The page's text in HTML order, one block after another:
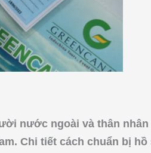
nước ngoài và thân nhân
Chi tiết cách chuẩn bị hồ